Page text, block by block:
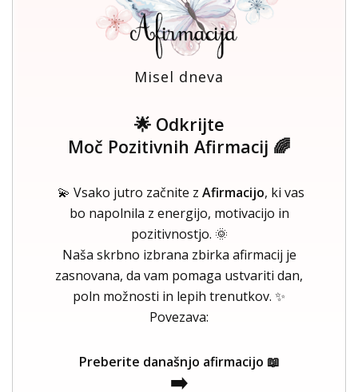
Misel dneva
🌟 Odkrijte
Moč Pozitivnih Afirmacij 🌈
💫 Vsako jutro začnite z Afirmacijo, ki vas
bo napolnila z energijo, motivacijo in
pozitivnostjo. 🌞
Naša skrbno izbrana zbirka afirmacij je
zasnovana, da vam pomaga ustvariti dan,
poln možnosti in lepih trenutkov. ✨
Povezava:
Preberite današnjo afirmacijo 📖
➡️